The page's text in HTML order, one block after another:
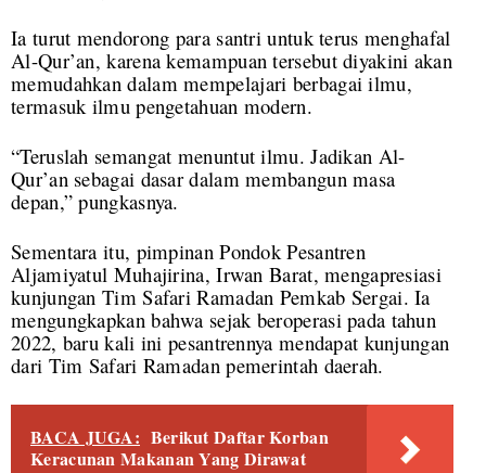
Ia turut mendorong para santri untuk terus menghafal
Al-Qur’an, karena kemampuan tersebut diyakini akan
memudahkan dalam mempelajari berbagai ilmu,
termasuk ilmu pengetahuan modern.
“Teruslah semangat menuntut ilmu. Jadikan Al-
Qur’an sebagai dasar dalam membangun masa
depan,” pungkasnya.
Sementara itu, pimpinan Pondok Pesantren
Aljamiyatul Muhajirina, Irwan Barat, mengapresiasi
kunjungan Tim Safari Ramadan Pemkab Sergai. Ia
mengungkapkan bahwa sejak beroperasi pada tahun
2022, baru kali ini pesantrennya mendapat kunjungan
dari Tim Safari Ramadan pemerintah daerah.
BACA JUGA: Berikut Daftar Korban
Keracunan Makanan Yang Dirawat